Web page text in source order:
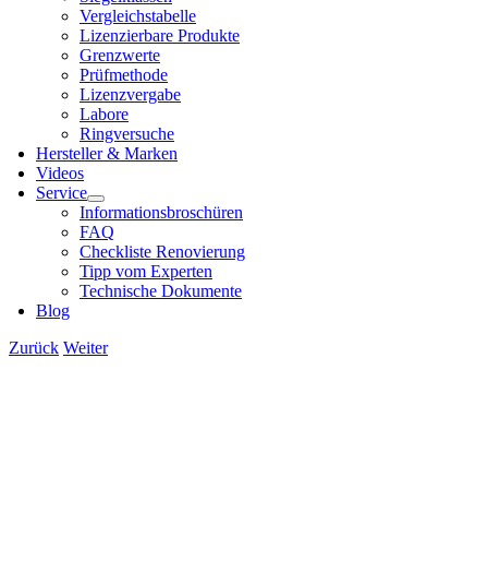
Ver­gleichs­ta­bel­le
Lizen­zier­ba­re Pro­duk­te
Grenz­wer­te
Prüf­me­tho­de
Lizenz­ver­ga­be
Labo­re
Ring­ver­su­che
Her­stel­ler & Mar­ken
Vide­os
Ser­vice
Infor­ma­ti­ons­bro­schü­ren
FAQ
Check­lis­te Reno­vie­rung
Tipp vom Exper­ten
Tech­ni­sche Doku­men­te
Blog
Zurück Weiter